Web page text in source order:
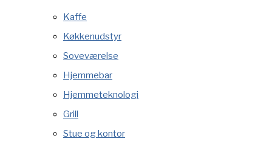
Kaffe
Køkkenudstyr
Soveværelse
Hjemmebar
Hjemmeteknologi
Grill
Stue og kontor